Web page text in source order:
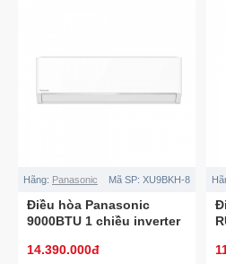
Hãng: Panasonic Mã SP: XU9BKH-8
Điều hòa Panasonic
9000BTU 1 chiều inverter
14.390.000đ